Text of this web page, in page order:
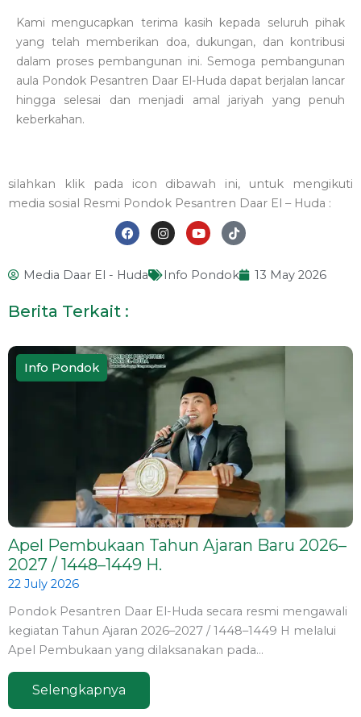
Kami mengucapkan terima kasih kepada seluruh pihak
yang telah memberikan doa, dukungan, dan kontribusi
dalam proses pembangunan ini. Semoga pembangunan
aula Pondok Pesantren Daar El-Huda dapat berjalan lancar
hingga selesai dan menjadi amal jariyah yang penuh
keberkahan.
silahkan klik pada icon dibawah ini, untuk mengikuti
media sosial Resmi Pondok Pesantren Daar El – Huda :
c
o
n
s
m
o
u
i
k
Media Daar El - Huda Info Pondok 13 May 2026
Berita Terkait :
Info Pondok
Apel Pembukaan Tahun Ajaran Baru 2026–
2027 / 1448–1449 H.
22 July 2026
Pondok Pesantren Daar El-Huda secara resmi mengawali
kegiatan Tahun Ajaran 2026–2027 / 1448–1449 H melalui
Apel Pembukaan yang dilaksanakan pada…
Selengkapnya